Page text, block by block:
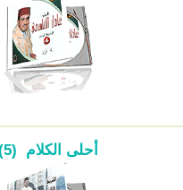
أحلى الكلام (5)